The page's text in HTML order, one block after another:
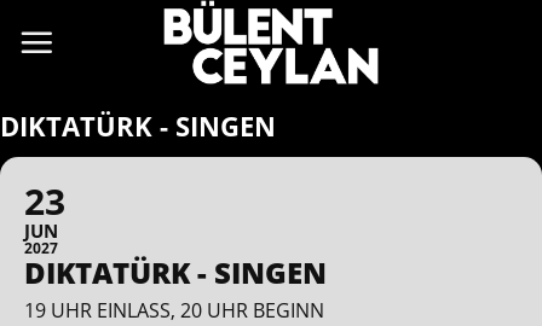
Inhalt
DIKTATÜRK - SINGEN
23
JUN
2027
DIKTATÜRK - SINGEN
19 UHR EINLASS, 20 UHR BEGINN